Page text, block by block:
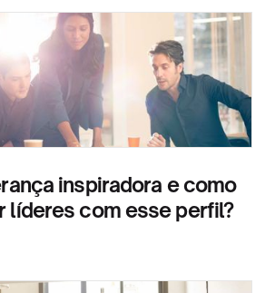
inspiradora e como
líderes com esse perfil?